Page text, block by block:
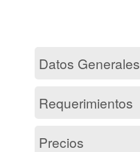
Datos Generales
Requerimientos
Precios